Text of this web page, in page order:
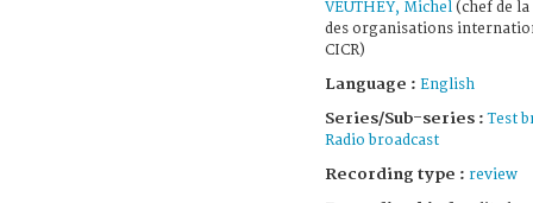
VEUTHEY, Michel(chef de
des organisations
CICR)
Language : English
Series/Sub-series :Test
Radio broadcast
Recording type : review